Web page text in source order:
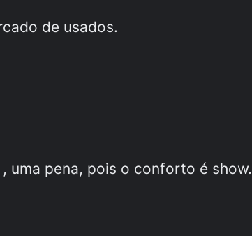
de usados.
uma pena, pois o conforto é show.